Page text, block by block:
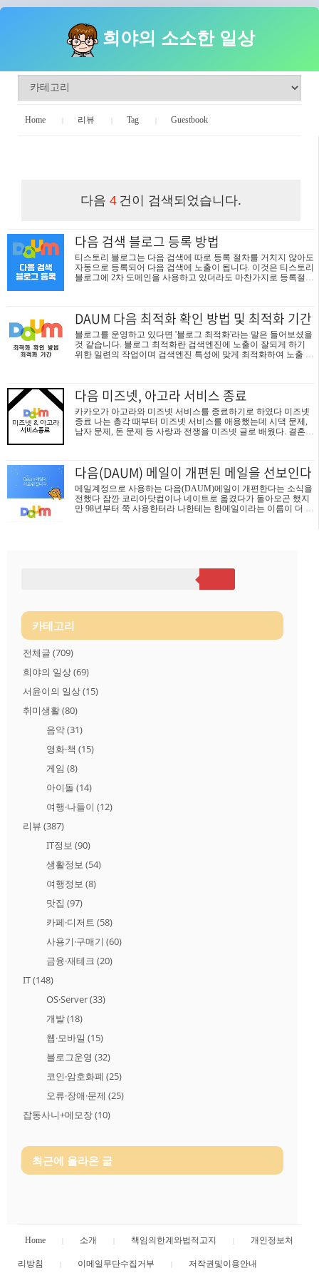
희야의 소소한 일상
Home 리뷰 Tag Guestbook
다음 4 건이 검색되었습니다.
다음 검색 블로그 등록 방법
티스토리 블로그는 다음 검색에 따로 등록 절차를 거치지 않아도
자동으로 등록되어 다음 검색에 노출이 됩니다. 이것은 티스토리
블로그에 2차 도메인을 사용하고 있더라도 마찬가지로 등록절차
AUM 다음 최적화 확인 방법 및 최적화 기간 알아보기 이렇게 최
적화 기간이 지났는데 다음 검색에 노출이 안될 때는 아래와 같
이 별도로 등록하는 절차를 해야 합니다. 다음 검색 블로그 등록
방법 다음의 사이트 등록 페이지에 접속한다 ▷ 다음 사이트 등
록: https://register.search.daum.net/index.daum..
DAUM 다음 최적화 확인 방법 및 최적화 기간
블로그를 운영하고 있다면 '블로그 최적화'라는 말은 들어보셨을
것 같습니다. 블로그 최적화란 검색엔진에 노출이 잘되게 하기
위한 일련의 작업이며 검색엔진 특성에 맞게 최적화하여 노출 유
블로그 등은 본인이 직접 등록해줘야 합니다. 물론 블로그 운영
을 오래 하면 네이버 블로그도 자동 수집해 등록해 주기도 합니
다. 또 다음 최적화는 '최적화'라는 말이 무색하게 그저 다음 검색
에 노출되는 것이 최적화의 전부입니다. 네이버나 구글의 최적화
가 사이트 등록이 후 블로그 지수를 높이기 위해 각종 설정과 가
다음 미즈넷, 아고라 서비스 종료
카카오가 아고라와 미즈넷 서비스를 종료하기로 하였다 미즈넷
종료 나는 총각 때부터 미즈넷 서비스를 애용했는데 시댁 문제,
남자 문제, 돈 문제 등 사랑과 전쟁을 미즈넷 글로 배웠다. 결혼관
많은 논객들이 정치, 경제에 의견을 나누던 온라인 광장이었다.
나에게는 미네르바 사건이 대표적으로 각인되어 있다. 이슈 제기
와 청원을 하던 곳인데. 청와대 게시판이 활성화되면서 주목도가
낮아진 면이 있다. 서비스 종료일: 2019년 1월 7일
다음(DAUM) 메일이 개편된 메일을 선보인다
메일계정으로 사용하는 다음(DAUM)메일이 개편한다는 소식을
전했다 잠깐 코리아닷컴이나 네이트로 옮겼다가 돌아오곤 했지
만 98년부터 쭉 사용한터라 나한테는 한메일이라는 이름이 더 익
다음 메일이 개편되었습니다 이용자들은 순차 적용 계획에 따라
개편된 다음메일을 사용해볼수 있을것 같습니다. [주요 개편 내
용] 1) 시원해진 뷰 - 컬러를 최소화하고 목록 간격을 늘려서 시원
카테고리
전체글 (709)
희야의 일상(69)
서윤이의 일상(15)
취미생활(80)
음악(31)
영화·책 (15)
게임 (8)
아이돌 (14)
여행·나들이 (12)
리뷰 (387)
IT정보 (90)
생활정보 (54)
여행정보 (8)
맛집 (97)
카페·디저트 (58)
사용기·구매기 (60)
금융·재테크 (20)
IT(148)
OS·Server(33)
개발(18)
웹·모바일 (15)
블로그운영 (32)
코인·암호화폐 (25)
오류·장애·문제 (25)
잡동사니+메모장(10)
최근에 올라온 글
Home 소개 책임의한계와법적고지 개인정보처
리방침 이메일무단수집거부 저작권및이용안내